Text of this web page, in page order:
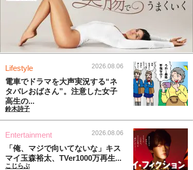
Lifestyle 2026.08.06
電車でドラマを大声実況する“ネ
タバレおばさん”。注意した女子
高生の...
鈴木詩子
Entertainment 2026.08.06
「俺、マジで向いてないな」キス
マイ玉森裕太、TVer1000万再生...
こじらぶ